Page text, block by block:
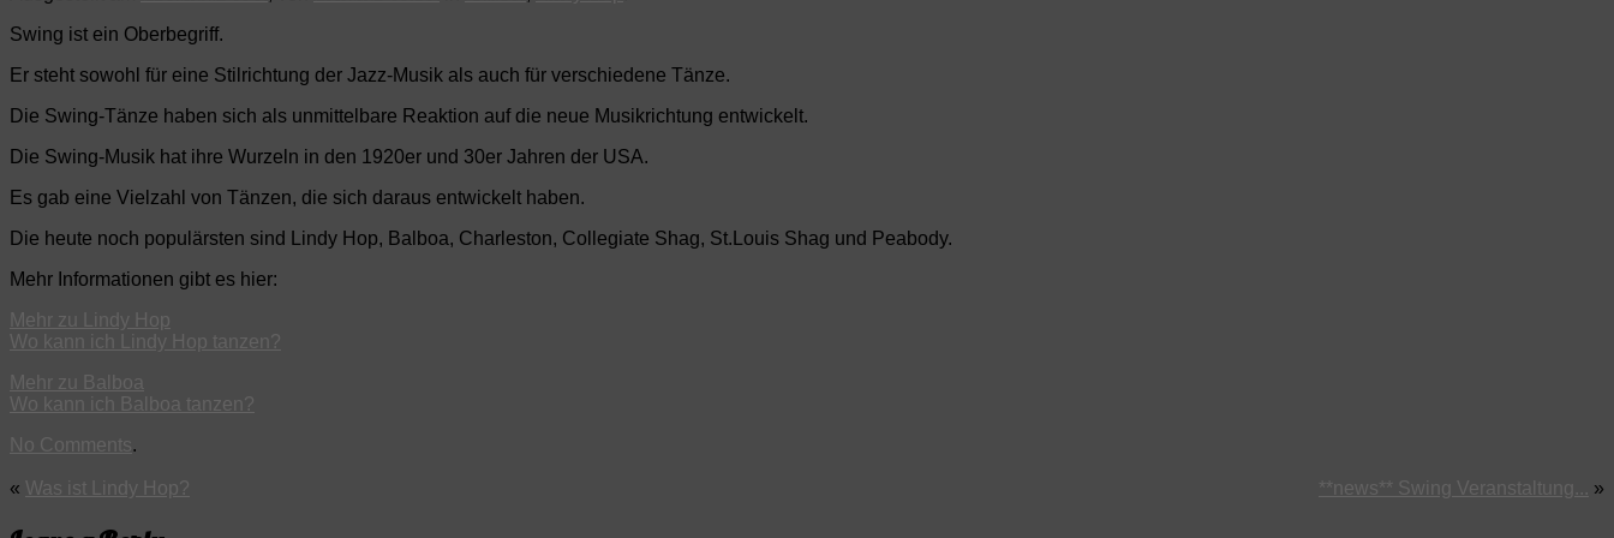
Swing ist ein Oberbegriff.
Er steht sowohl für eine Stilrichtung der Jazz-Musik als auch für verschiedene Tänze.
Die Swing-Tänze haben sich als unmittelbare Reaktion auf die neue Musikrichtung entwickelt.
Die Swing-Musik hat ihre Wurzeln in den 1920er und 30er Jahren der USA.
Es gab eine Vielzahl von Tänzen, die sich daraus entwickelt haben.
Die heute noch populärsten sind Lindy Hop, Balboa, Charleston, Collegiate Shag, St.Louis Shag und Peabody.
Mehr Informationen gibt es hier:
Mehr zu Lindy Hop
Wo kann ich Lindy Hop tanzen?
Mehr zu Balboa
Wo kann ich Balboa tanzen?
No Comments.
« Was ist Lindy Hop? **news** Swing Veranstaltung... »